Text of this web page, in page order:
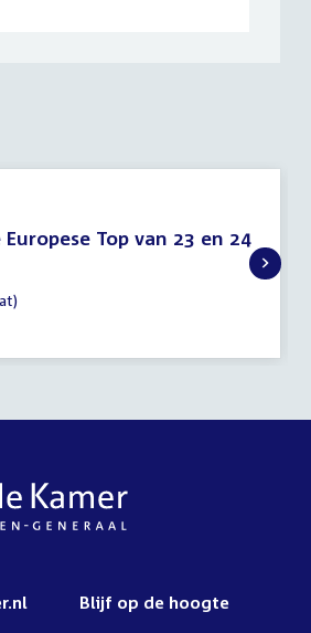
Top van 23 en 24
Blijf op de hoogte